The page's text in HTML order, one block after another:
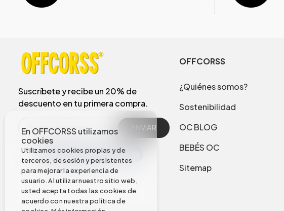
En OFFCORSS utilizamos
cookies
Utilizamos cookies propias y de
terceros, de sesión y persistentes
para mejorar la experiencia de
usuario. Al utilizar nuestro sitio web,
usted acepta todas las cookies de
acuerdo con nuestra política de
Suscríbete y recibe un 20% de
descuento en tu primera compra.
ENVIAR
OFFCORSS
¿Quiénes somos?
Sostenibilidad
OC BLOG
BEBÉS OC
Sitemap